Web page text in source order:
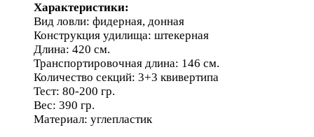
Характеристики:
Вид ловли: фидерная, донная
Конструкция удилища: штекерная
Длина: 420 см.
Транспортировочная длина: 146 см.
Количество секций: 3+3 квивертипа
Тест: 80-200 гр.
Вес: 390 гр.
Материал: углепластик